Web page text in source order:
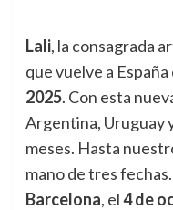
Lali, la consagrada
que vuelve a España
2025. Con esta
Argentina, Uruguay
meses. Hasta
mano de tres
Barcelona, el4 de